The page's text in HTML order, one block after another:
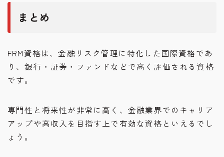
まとめ
FRM資格は、金融リスク管理に特化した国際資格であ
り、銀行・証券・ファンドなどで高く評価される資格
です。
専門性と将来性が非常に高く、金融業界でのキャリア
アップや高収入を目指す上で有効な資格といえるでし
ょう。